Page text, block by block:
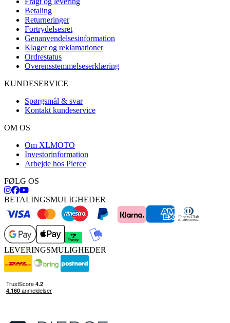
Betaling
Returneringer
Fortrydelsesret
Genanvendelsesinformation
Klager og reklamationer
Ordrestatus
Overensstemmelseserklæring
KUNDESERVICE
Spørgsmål & svar
Kontakt kundeservice
OM OS
Om XLMOTO
Investorinformation
Arbejde hos Pierce
FØLG OS
BETALINGSMULIGHEDER
LEVERINGSMULIGHEDER